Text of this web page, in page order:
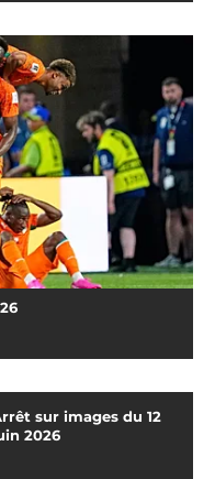
sur images du 12
2026